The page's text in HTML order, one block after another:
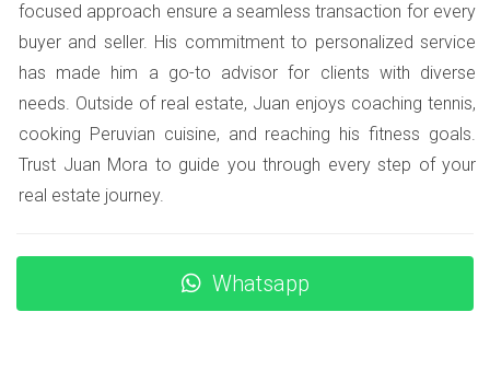
Título
Carlos compró un condominio y, tras varios meses,
recibió una notificación sobre un gravamen no
mencionado por el vendedor. Esto amenazaba su
propiedad y su inversión.
Estrategias para Manejar el Problema
Contactó a su agente inmobiliario para obtener
asesoría inmediata.
focused approach ensure a seamless transaction for every
buyer and seller. His commitment to personalized service
has made him a go-to advisor for clients with diverse
needs. Outside of real estate, Juan enjoys coaching tennis,
cooking Peruvian cuisine, and reaching his fitness goals.
Trust Juan Mora to guide you through every step of your
real estate journey.
Whatsapp